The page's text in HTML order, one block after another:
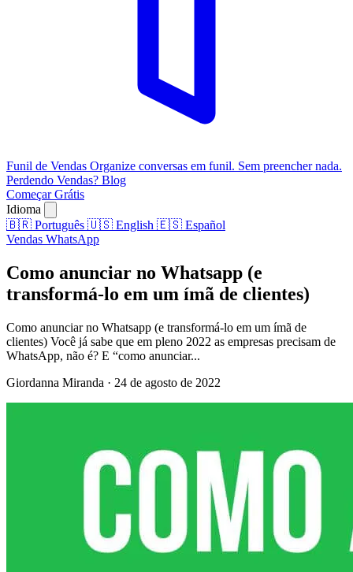
Funil de Vendas Organize conversas em funil. Sem preencher nada.
Perdendo Vendas? Blog
Começar Grátis
Idioma
🇧🇷 Português 🇺🇸 English 🇪🇸 Español
Vendas WhatsApp
Como anunciar no Whatsapp (e
transformá-lo em um ímã de clientes)
Como anunciar no Whatsapp (e transformá-lo em um ímã de
clientes) Você já sabe que em pleno 2022 as empresas precisam de
WhatsApp, não é? E “como anunciar...
Giordanna Miranda · 24 de agosto de 2022